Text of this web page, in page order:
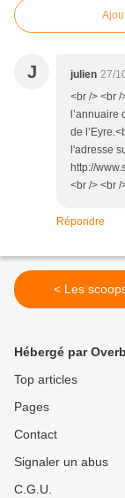
J julien 27/
<br /> <br
l’annuaire
de
l'adresse
http://
<br /> <br /
Répondre
< Les
Hébergé par
Top articles
Pages
Contact
Signaler un abus
C.G.U.